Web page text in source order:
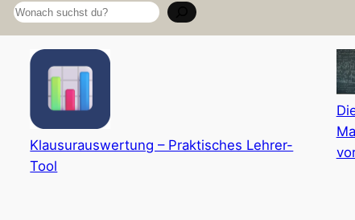
Suchen
Klausurauswertung – Praktisches Lehrer-
Tool